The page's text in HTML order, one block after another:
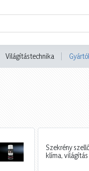
Világítástechnika
Szekrény
klíma, világítás